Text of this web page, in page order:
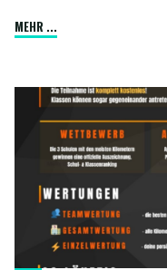
MEHR ...
kommende
Schuljahr"